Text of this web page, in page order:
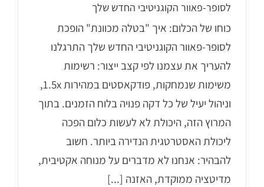
לסופר-פאוור הקוגניטיבי החדש שלך
כוחו של הכלום: איך "בטלה מכוונת" הופכת
לסופר-פאוור הקוגניטיבי החדש שלך התרגלנו
להעריך את עצמנו לפי קצב ייצור: רשימות
משימות שנמחקות, פודקאסטים במהירות 1.5x,
וניהול יעיל של כל דקה פנויה בלוח הזמנים. בתוך
המרוץ הזה, היכולת לא לעשות כלום הפכה
ליכולת האסטרטגית הנדירה ביותר. חשוב
להבהיר: אנחנו לא מדברים על מנוחה אקטיבית,
מדיטציה ממוקדת, האזנה [...]